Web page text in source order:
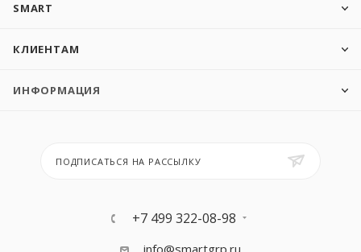
SMART
КЛИЕНТАМ
ИНФОРМАЦИЯ
ПОДПИСАТЬСЯ НА РАССЫЛКУ
+7 499 322-08-98
info@smartgrp.ru